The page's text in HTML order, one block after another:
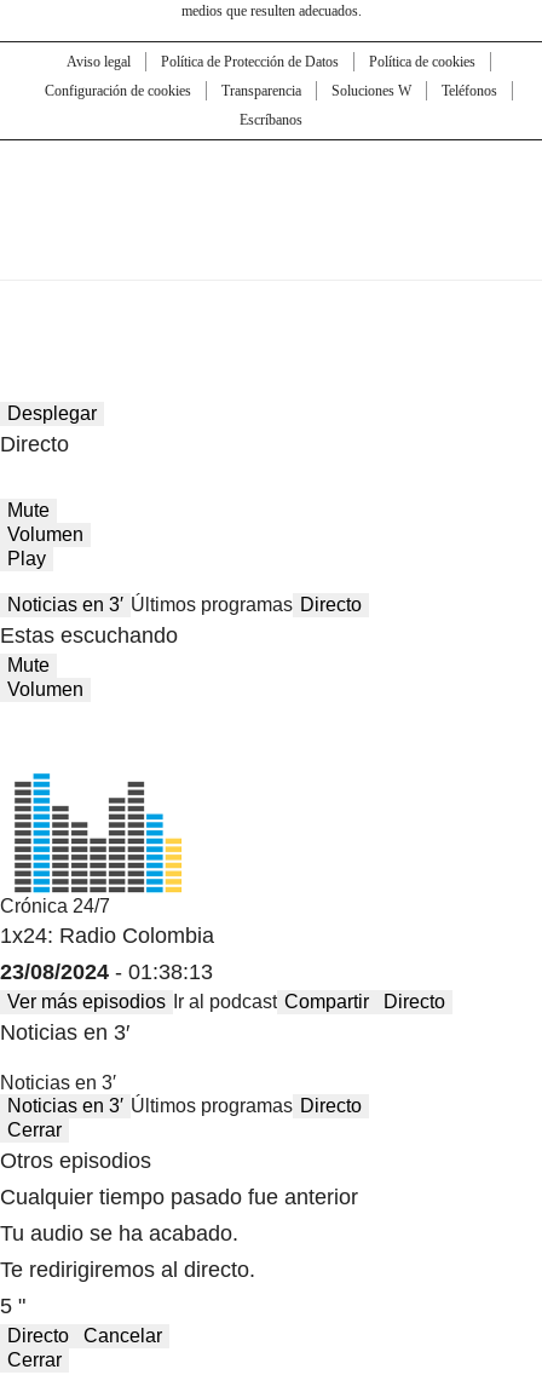
medios que resulten adecuados.
Aviso legal Política de Protección de Datos
Política de cookies
Configuración de cookies
Transparencia Soluciones W
Teléfonos
Escríbanos
Desplegar
Directo
Mute
Volumen
Play
Noticias en 3′ Últimos programas Directo
Estas escuchando
Mute
Volumen
Crónica 24/7
1x24: Radio Colombia
23/08/2024 - 01:38:13
Ver más episodios Ir al podcast Compartir Directo
Noticias en 3′
Noticias en 3′
Noticias en 3′ Últimos programas Directo
Cerrar
Otros episodios
Cualquier tiempo pasado fue anterior
Tu audio se ha acabado.
Te redirigiremos al directo.
5 "
Directo
Cancelar
Cerrar